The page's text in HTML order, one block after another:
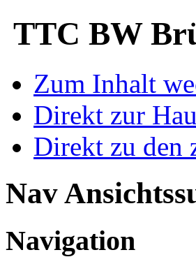
TTC BW
Zum Inhalt
Direkt zur
Direkt zu den
Nav
Navigation